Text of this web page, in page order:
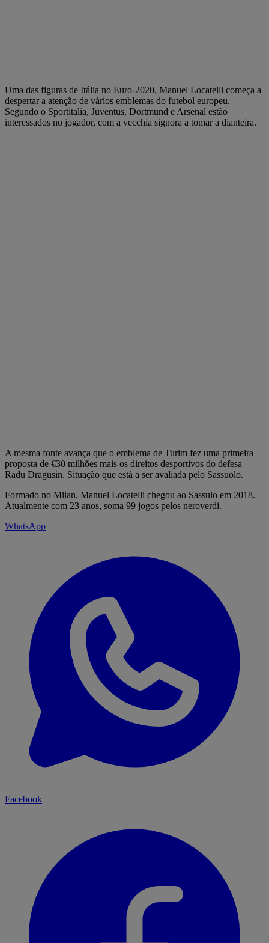
Uma das figuras de Itália no Euro-2020, Manuel Locatelli começa a
despertar a atenção de vários emblemas do futebol europeu.
Segundo o Sportitalia, Juventus, Dortmund e Arsenal estão
interessados no jogador, com a vecchia signora a tomar a dianteira.
A mesma fonte avança que o emblema de Turim fez uma primeira
proposta de €30 milhões mais os direitos desportivos do defesa
Radu Dragusin. Situação que está a ser avaliada pelo Sassuolo.
Formado no Milan, Manuel Locatelli chegou ao Sassulo em 2018.
Atualmente com 23 anos, soma 99 jogos pelos neroverdi.
WhatsApp
Facebook